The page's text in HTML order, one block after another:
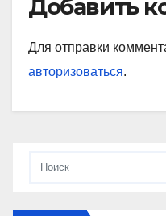
Добавить
Для отправки
авторизоваться.